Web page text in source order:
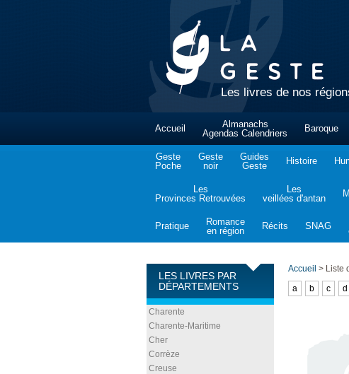
Les livres de nos
Accueil
Almanachs
Agendas Calendriers
Baroque
Geste
Poche
Geste
noir
Guides
Geste
Histoire
Les
Provinces Retrouvées
Les
veillées d'antan
Pratique
Romance
en région
Récits SNAG
LES LIVRES PAR
DÉPARTEMENTS
Charente
Charente-Maritime
Cher
Corrèze
Creuse
Accueil > Liste
a
b c d